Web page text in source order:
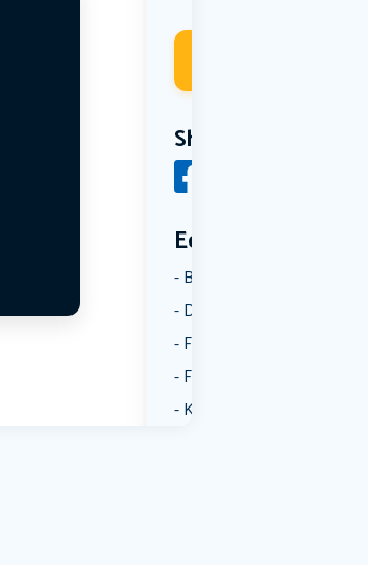
Share
Een aantal
Borrelen
Dansen
Fietsen
Film
Kunst & Cultuur